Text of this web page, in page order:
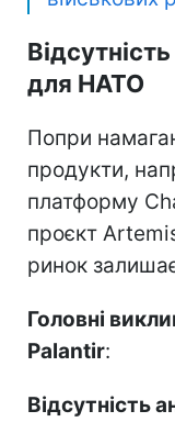
для НАТО
Попри
продукти,
платформу
проєкт
ринок
Головні
Palantir:
Відсутність